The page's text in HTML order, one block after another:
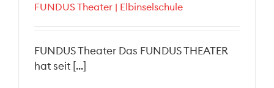
FUNDUS Theater | Elbinselschule
FUNDUS Theater Das FUNDUS THEATER
hat seit [...]